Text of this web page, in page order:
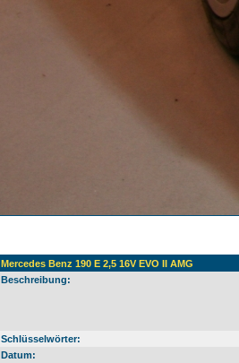
Mercedes Benz 190 E 2,5 16V EVO II AMG
Beschreibung:
Schlüsselwörter:
Datum: